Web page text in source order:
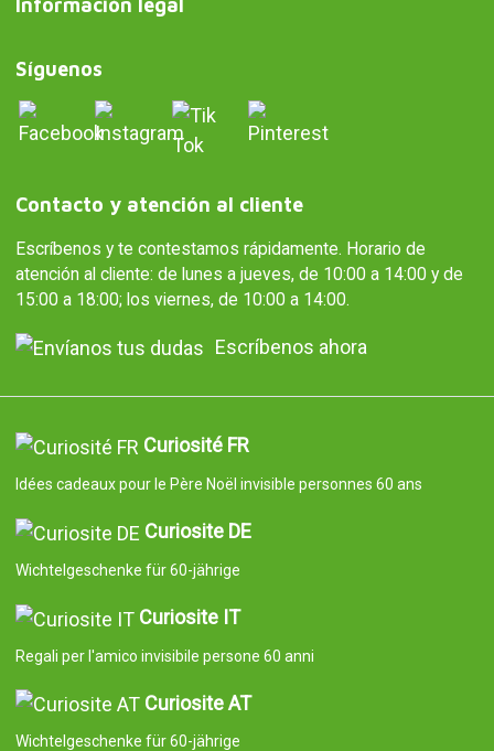
Síguenos
Contacto y atención al cliente
Escríbenos y te contestamos rápidamente. Horario de
atención al cliente: de lunes a jueves, de 10:00 a 14:00 y de
15:00 a 18:00; los viernes, de 10:00 a 14:00.
Escríbenos ahora
Curiosité FR
Idées cadeaux pour le Père Noël invisible personnes 60 ans
Curiosite DE
Wichtelgeschenke für 60-jährige
Curiosite IT
Regali per l'amico invisibile persone 60 anni
Curiosite AT
Wichtelgeschenke für 60-jährige